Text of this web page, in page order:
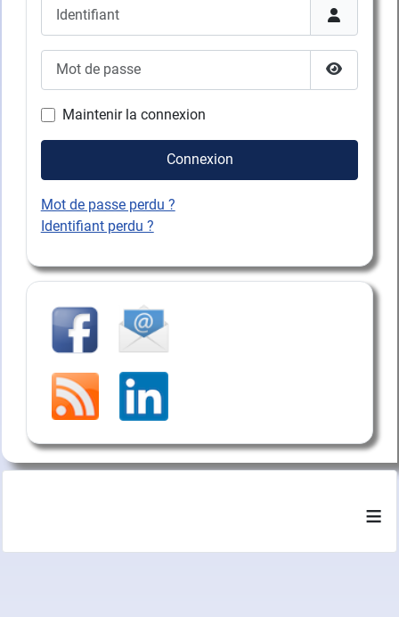
Afficher
Maintenir la connexion
Connexion
Mot de passe perdu ?
Identifiant perdu ?
≡